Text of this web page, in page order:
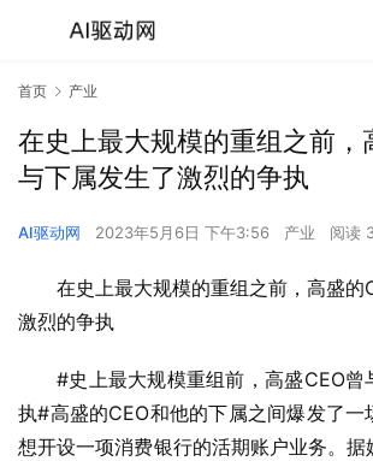
首页 产业
在史上最大规模的重组之前，
与下属发生了激烈的争执
AI驱动网 2023年5月6日 下午3:56 产业 阅读
在史上最大规模的重组之前，高盛的
激烈的争执
#史上最大规模重组前，高盛CEO曾
执#高盛的CEO和他的下属之间爆发了一
想开设一项消费银行的活期账户业务。